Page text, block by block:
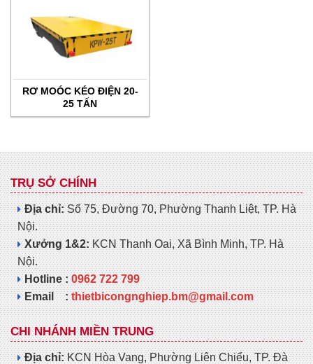
RƠ MOÓC KÉO ĐIỆN 20-
25 TẤN
TRỤ SỞ CHÍNH
Địa chỉ:Số 75, Đường 70, Phường Thanh Liệt, TP. Hà
Nội.
Xưởng 1&2:KCN Thanh Oai, Xã Bình Minh, TP. Hà
Nội.
Hotline :0962 722 799
Email :thietbicongnghiep.bm@gmail.com
CHI NHÁNH MIỀN TRUNG
Địa chỉ:KCN Hòa Vang, Phường Liên Chiểu, TP. Đà